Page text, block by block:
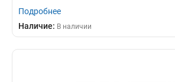
Подробнее
Наличие: В наличии